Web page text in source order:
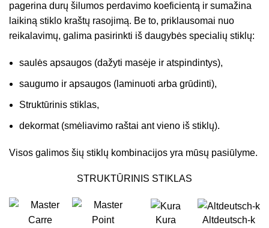
pagerina durų šilumos perdavimo koeficientą ir sumažina
laikiną stiklo kraštų rasojimą. Be to, priklausomai nuo
reikalavimų, galima pasirinkti iš daugybės specialių stiklų:
saulės apsaugos (dažyti masėje ir atspindintys),
saugumo ir apsaugos (laminuoti arba grūdinti),
Struktūrinis stiklas,
dekormat (smėliavimo raštai ant vieno iš stiklų).
Visos galimos šių stiklų kombinacijos yra mūsų pasiūlyme.
STRUKTŪRINIS STIKLAS
Kura Altdeutsch-k